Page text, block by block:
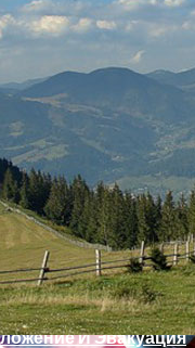
Власти В
Мир Не Обмануть
На Юге Исландии:
И Эвакуация
Ходить К
Тротуара